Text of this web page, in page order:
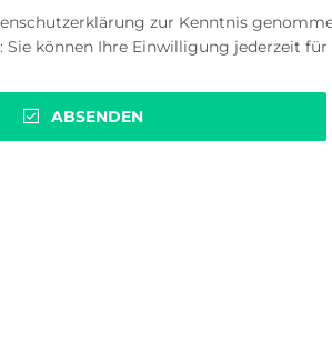
zur Kenntnis
Sie können Ihre Einwilligung jederzeit
ABSENDEN